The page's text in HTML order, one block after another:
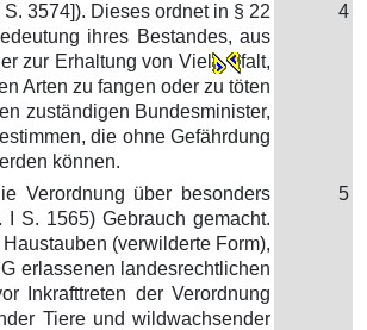
3574]). Dieses ordnet in § 22
ihres Bestandes, aus
zur Erhaltung von Viel
falt,
Arten zu fangen oder zu töten
zuständigen Bundesminister,
die ohne Gefährdung
können.
4
Verordnung über besonders
S. 1565) Gebrauch gemacht.
(verwilderte Form),
erlassenen landesrechtlichen
Inkrafttreten der Verordnung
Tiere und wildwachsender
5